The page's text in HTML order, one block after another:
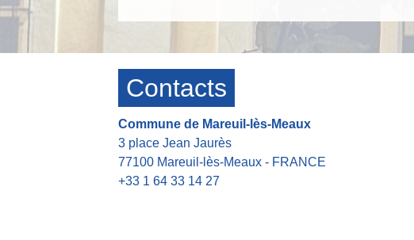
Contacts
Commune de Mareuil-lès-Meaux
3 place Jean Jaurès
77100 Mareuil-lès-Meaux - FRANCE
+33 1 64 33 14 27